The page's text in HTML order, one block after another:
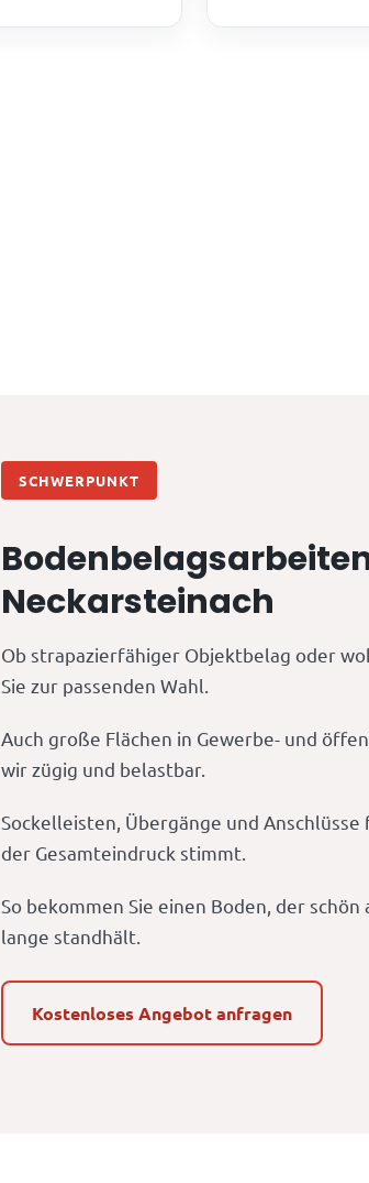
SCHWERPUNKT
Neckarsteinach
Ob strapazierfähiger Objektbelag oder
Sie zur passenden Wahl.
Auch große Flächen in Gewerbe- und
wir zügig und belastbar.
Sockelleisten, Übergänge und
der Gesamteindruck stimmt.
So bekommen Sie einen Boden, der
lange standhält.
Kostenloses Angebot anfragen